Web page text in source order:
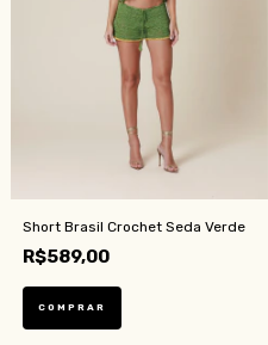
Short Brasil Crochet Seda Verde
R$589,00
COMPRAR